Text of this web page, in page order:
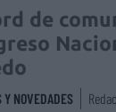
de
Y NOVEDADES